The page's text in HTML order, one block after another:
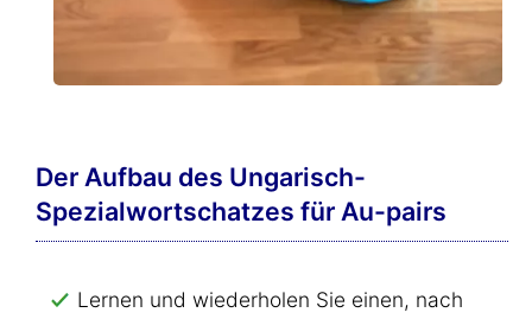
Der Aufbau des Ungarisch-
Spezialwortschatzes für Au-pairs
Lernen und wiederholen Sie einen, nach